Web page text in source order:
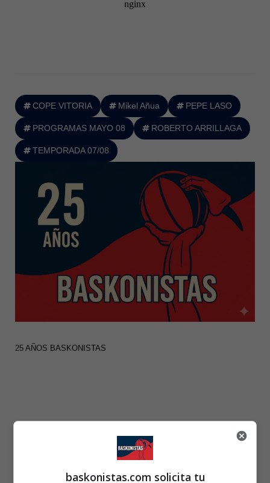
COPE VITORIA Mikel Añua PEPE LASO
PROGRAMAS MAYO 08 ROBERTO ARRILLAGA
TEMPORADA 07/08
25 AÑOS BASKONISTAS
baskonistas.com solicita tu